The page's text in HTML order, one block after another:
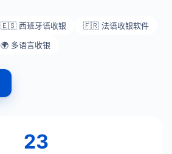
🇪🇸 西班牙语收银
🇫🇷 法语收银软件
🌍 多语言收银
23